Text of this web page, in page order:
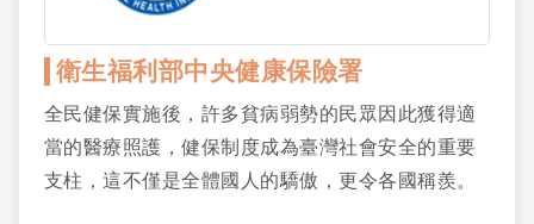
衛生福利部中央健康保險署
全民健保實施後，許多貧病弱勢的民眾因此獲得適
當的醫療照護，健保制度成為臺灣社會安全的重要
支柱，這不僅是全體國人的驕傲，更令各國稱羨。